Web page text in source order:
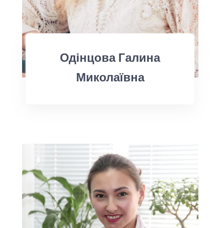
Одінцова Галина
Миколаївна